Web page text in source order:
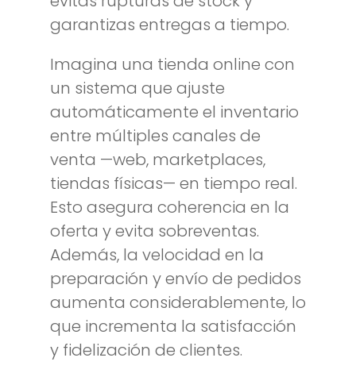
garantizas entregas a tiempo.
Imagina una tienda online con
un sistema que ajuste
automáticamente el inventario
entre múltiples canales de
venta —web, marketplaces,
tiendas físicas— en tiempo real.
Esto asegura coherencia en la
oferta y evita sobreventas.
Además, la velocidad en la
preparación y envío de pedidos
aumenta considerablemente, lo
que incrementa la satisfacción
y fidelización de clientes.